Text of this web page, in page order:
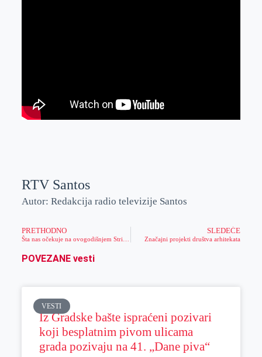
RTV Santos
Autor: Redakcija radio televizije Santos
PRETHODNO SLEDEĆE
Značajni projekti društva arhitekata
POVEZANE vesti
VESTI
Iz Gradske bašte ispraćeni pozivari
koji besplatnim pivom ulicama
grada pozivaju na 41. „Dane piva“